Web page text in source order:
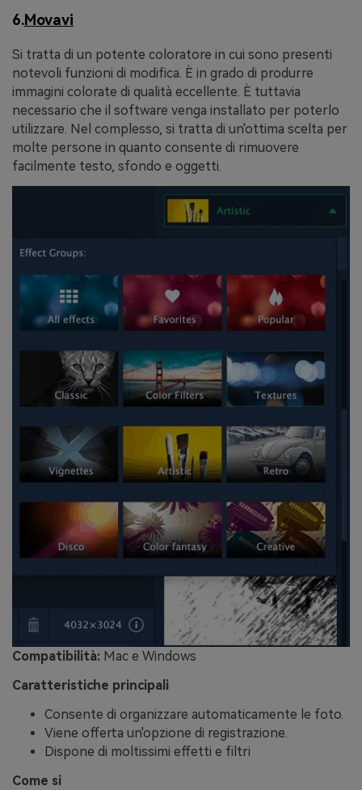
6.Movavi
Si tratta di un potente coloratore in cui sono presenti
notevoli funzioni di modifica. È in grado di produrre
immagini colorate di qualità eccellente. È tuttavia
necessario che il software venga installato per poterlo
utilizzare. Nel complesso, si tratta di un'ottima scelta per
molte persone in quanto consente di rimuovere
facilmente testo, sfondo e oggetti.
Compatibilità: Mac e Windows
Caratteristiche principali
Consente di organizzare automaticamente le foto.
Viene offerta un'opzione di registrazione.
Dispone di moltissimi effetti e filtri
Come si